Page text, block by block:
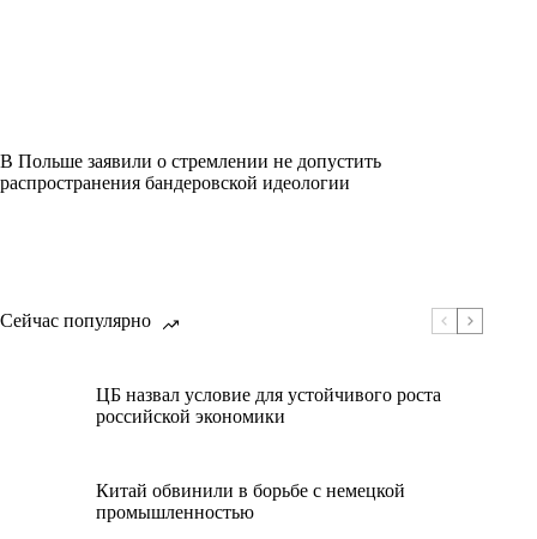
В Польше заявили о стремлении не допустить
распространения бандеровской идеологии
Сейчас популярно
ЦБ назвал условие для устойчивого роста
российской экономики
Китай обвинили в борьбе с немецкой
промышленностью